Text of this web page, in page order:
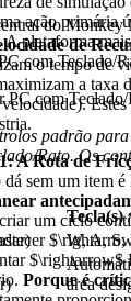
ação primária
A plataforma
com Teclado/
PC com Teclado/
padrão
Rato. Os
Tecla(s)
W, A, S,
área
do Monkey
de
o tempo de
a taxa
Estes
A Rota de
dá sem um item
um ciclo
$\rightarrow$
Porque é